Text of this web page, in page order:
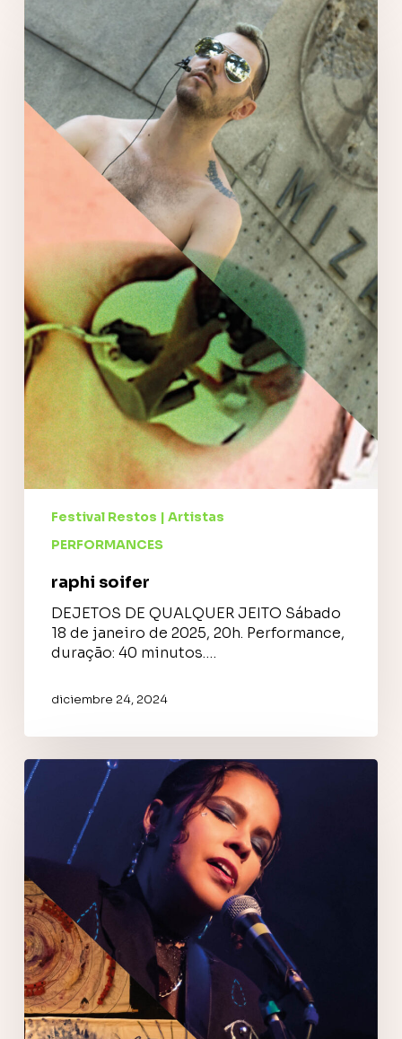
soifer
Festival Restos | Artistas
PERFORMANCES
raphi soifer
DEJETOS DE QUALQUER JEITO Sábado
18 de janeiro de 2025, 20h. Performance,
duração: 40 minutos.…
diciembre 24, 2024
Mila
Milanesa